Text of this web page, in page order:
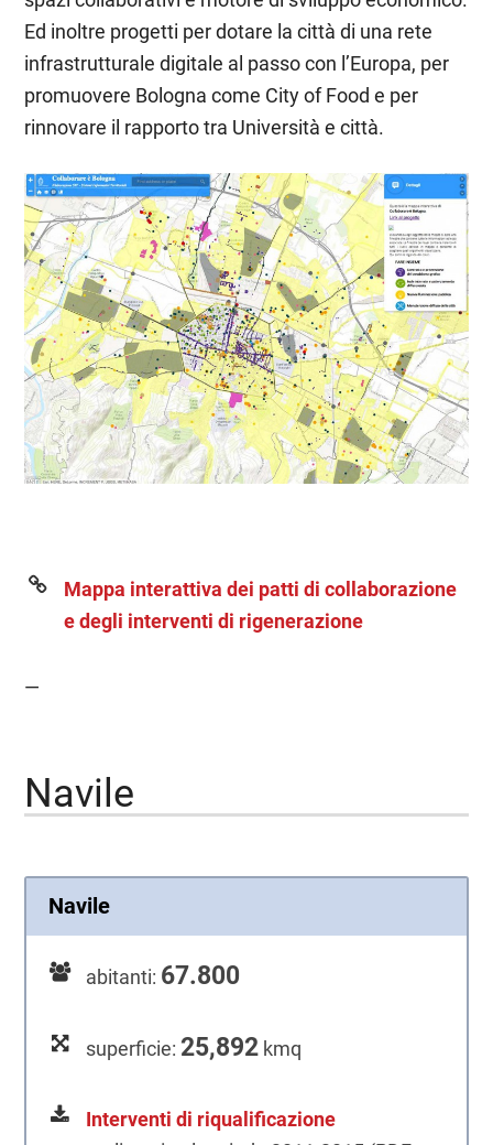
Ed inoltre progetti per dotare la città di una rete
infrastrutturale digitale al passo con l’Europa, per
promuovere Bologna come City of Food e per
rinnovare il rapporto tra Università e città.
Mappa interattiva dei patti di collaborazione
e degli interventi di rigenerazione
—
Navile
Navile
abitanti: 67.800
superficie: 25,892 kmq
Interventi di riqualificazione